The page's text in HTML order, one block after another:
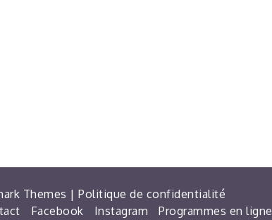
Themes | Politique de confidentialité
Facebook Instagram Programmes en ligne